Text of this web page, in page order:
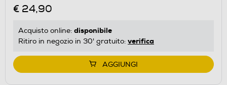
€ 24,90
Acquisto online: disponibile
Ritiro in negozio in 30' gratuito: verifica
AGGIUNGI